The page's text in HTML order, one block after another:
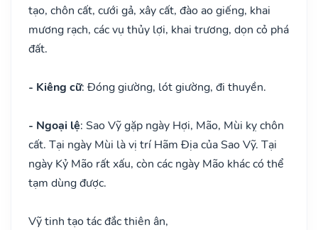
tạo, chôn cất, cưới gả, xây cất, đào ao giếng, khai
mương rạch, các vụ thủy lợi, khai trương, dọn cỏ phá
đất.
- Kiêng cữ: Đóng giường, lót giường, đi thuyền.
- Ngoại lệ: Sao Vỹ gặp ngày Hợi, Mão, Mùi kỵ chôn
cất. Tại ngày Mùi là vị trí Hãm Địa của Sao Vỹ. Tại
ngày Kỷ Mão rất xấu, còn các ngày Mão khác có thể
tạm dùng được.
Vỹ tinh tạo tác đắc thiên ân,